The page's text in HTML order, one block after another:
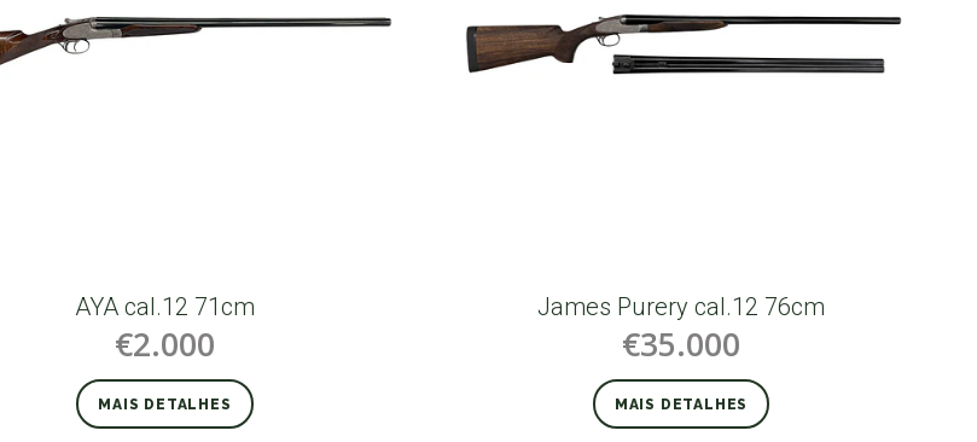
AYA cal.12 71cm
€2.000
MAIS DETALHES
James Purery cal.12 76cm
€35.000
MAIS DETALHES